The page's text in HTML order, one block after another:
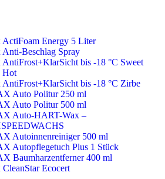
ActiFoam Energy 5 Liter
Anti-Beschlag Spray
AntiFrost+KlarSicht bis -18 °C Sweet
Hot
AntiFrost+KlarSicht bis -18 °C Zirbe
Auto Politur 250 ml
Auto Politur 500 ml
Auto-HART-Wax –
Autoinnenreiniger 500 ml
Autopflegetuch Plus 1 Stück
Baumharzentferner 400 ml
CleanStar Ecocert